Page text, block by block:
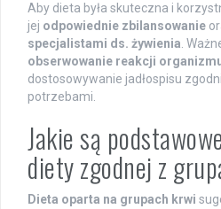
Aby dieta była skuteczna i
jej odpowiednie zbilansowanie
specjalistami ds. żywienia .
obserwowanie reakcji
dostosowywanie jadłospisu
potrzebami.
Jakie są
diety zgodnej z
Dieta oparta na grupach krwi